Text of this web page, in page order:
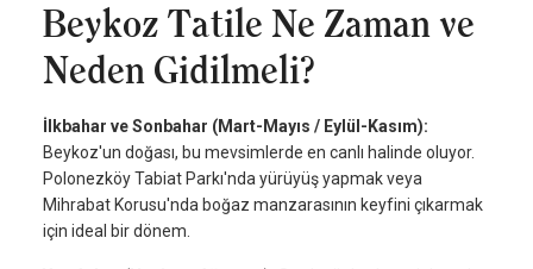
Beykoz Tatile Ne Zaman ve
Neden Gidilmeli?
İlkbahar ve Sonbahar (Mart-Mayıs / Eylül-Kasım):
Beykoz'un doğası, bu mevsimlerde en canlı halinde oluyor.
Polonezköy Tabiat Parkı'nda yürüyüş yapmak veya
Mihrabat Korusu'nda boğaz manzarasının keyfini çıkarmak
için ideal bir dönem.